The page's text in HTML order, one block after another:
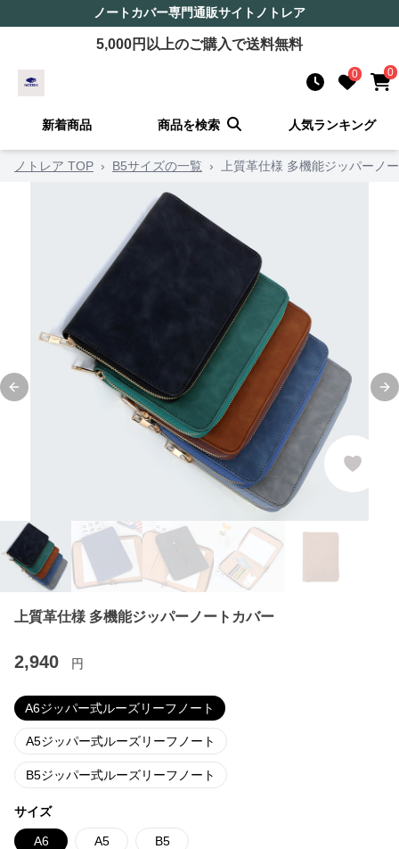
ノートカバー専門通販サイト ノトレア
5,000円以上のご購入で送料無料
0 0
新着商品 商品を検索 人気ランキング
ノトレア TOP › B5サイズの一覧 › 上質革仕様 多機能ジッパーノ
Previous slide
上質革仕様 多機能ジッパーノートカバー
2,940 円
A6ジッパー式ルーズリーフノート
A5ジッパー式ルーズリーフノート
B5ジッパー式ルーズリーフノート
サイズ
A6 A5 B5